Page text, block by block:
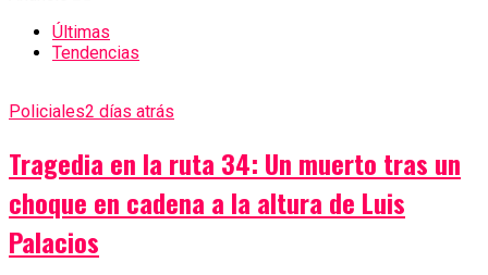
Últimas
Tendencias
Policiales2 días atrás
Tragedia en la ruta 34: Un muerto tras un
choque en cadena a la altura de Luis
Palacios